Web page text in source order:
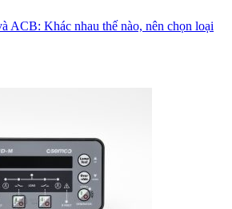
ACB: Khác nhau thế nào, nên chọn loại